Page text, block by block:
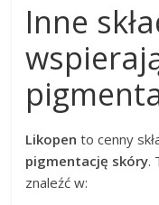
Inne
Likopen to cenny
pigmentację skóry.
znaleźć w: